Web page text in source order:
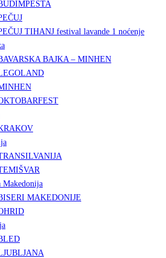
TIHANJ festival lavande 1 noćenje
BAJKA – MINHEN
Makedonija
MAKEDONIJE